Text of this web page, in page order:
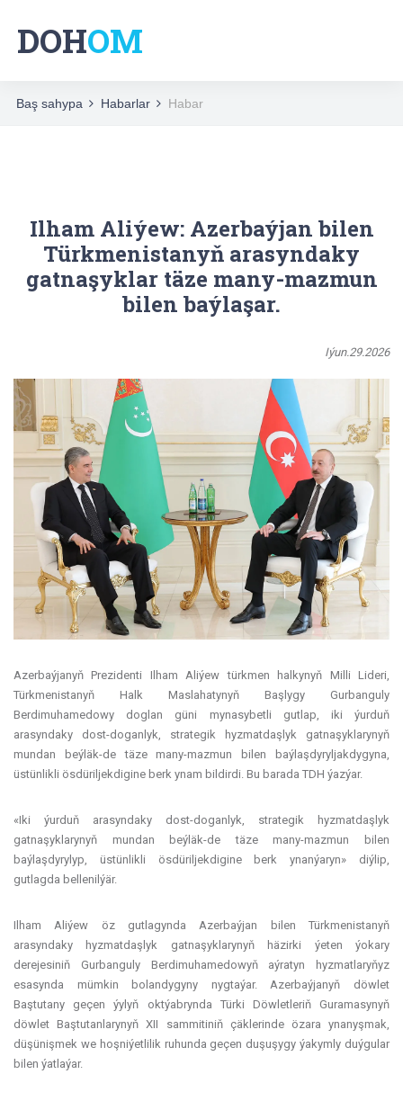
DOHOM
Baş sahypa Habarlar Habar
Ilham Aliýew: Azerbaýjan bilen
Türkmenistanyň arasyndaky
gatnaşyklar täze many-mazmun
bilen baýlaşar.
Iýun.29.2026
Azerbaýjanyň Prezidenti Ilham Aliýew türkmen halkynyň Milli Lideri,
Türkmenistanyň Halk Maslahatynyň Başlygy Gurbanguly
Berdimuhamedowy doglan güni mynasybetli gutlap, iki ýurduň
arasyndaky dost-doganlyk, strategik hyzmatdaşlyk gatnaşyklarynyň
mundan beýläk-de täze many-mazmun bilen baýlaşdyryljakdygyna,
üstünlikli ösdüriljekdigine berk ynam bildirdi. Bu barada TDH ýazýar.
«Iki ýurduň arasyndaky dost-doganlyk, strategik hyzmatdaşlyk
gatnaşyklarynyň mundan beýläk-de täze many-mazmun bilen
baýlaşdyrylyp, üstünlikli ösdüriljekdigine berk ynanýaryn» diýlip,
gutlagda bellenilýär.
Ilham Aliýew öz gutlagynda Azerbaýjan bilen Türkmenistanyň
arasyndaky hyzmatdaşlyk gatnaşyklarynyň häzirki ýeten ýokary
derejesiniň Gurbanguly Berdimuhamedowyň aýratyn hyzmatlaryňyz
esasynda mümkin bolandygyny nygtaýar. Azerbaýjanyň döwlet
Baştutany geçen ýylyň oktýabrynda Türki Döwletleriň Guramasynyň
döwlet Baştutanlarynyň XII sammitiniň çäklerinde özara ynanyşmak,
düşünişmek we hoşniýetlilik ruhunda geçen duşuşygy ýakymly duýgular
bilen ýatlaýar.